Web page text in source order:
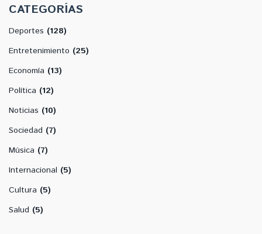
CATEGORÍAS
Deportes (128)
Entretenimiento (25)
Economía (13)
Política (12)
Noticias (10)
Sociedad (7)
Música (7)
Internacional (5)
Cultura (5)
Salud (5)